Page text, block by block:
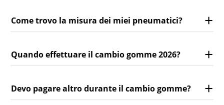
Come trovo la misura dei miei pneumatici?
Quando effettuare il cambio gomme 2026?
Devo pagare altro durante il cambio gomme?